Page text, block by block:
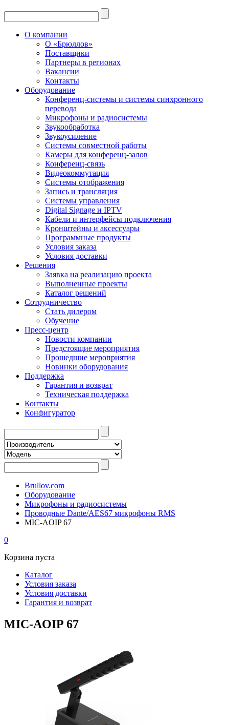
О компании
О «Брюллов»
Поставщики
Партнеры в регионах
Вакансии
Контакты
Оборудование
Конференц-системы и системы синхронного
перевода
Микрофоны и радиосистемы
Звукообработка
Звукоусиление
Системы совместной работы
Камеры для конференц-залов
Конференц-связь
Видеокоммутация
Системы отображения
Запись и трансляция
Системы управления
Digital Signage и IPTV
Кабели и интерфейсы подключения
Кронштейны и аксессуары
Программные продукты
Условия заказа
Условия доставки
Решения
Заявка на реализацию проекта
Выполненные проекты
Каталог решений
Сотрудничество
Стать дилером
Обучение
Пресс-центр
Новости компании
Предстоящие мероприятия
Прошедшие мероприятия
Новинки оборудования
Поддержка
Гарантия и возврат
Техническая поддержка
Контакты
Конфигуратор
Brullov.com
Оборудование
Микрофоны и радиосистемы
Проводные Dante/AES67 микрофоны RMS
MIC-AOIP 67
0
Корзина пуста
Каталог
Условия заказа
Условия доставки
Гарантия и возврат
MIC-AOIP 67